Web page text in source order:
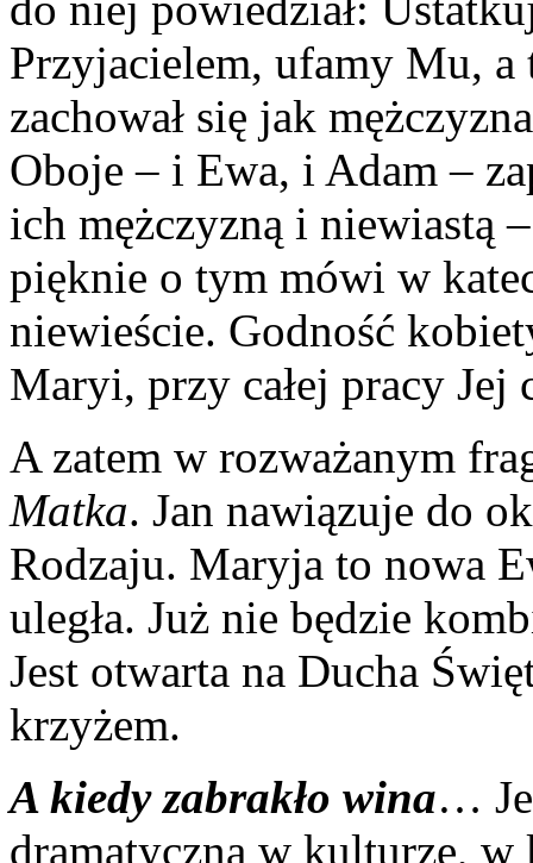
Przyjacielem, ufamy Mu,
zachował się jak
Oboje – i Ewa, i Adam –
ich mężczyzną i niewiastą
pięknie o tym mówi w
niewieście. Godność
Maryi, przy całej pracy Jej
A zatem w rozważanym
Matka. Jan nawiązuje do
Rodzaju. Maryja to nowa
uległa. Już nie będzie
Jest otwarta na Ducha
krzyżem.
A kiedy zabrakło wina…
dramatyczna w kulturze,